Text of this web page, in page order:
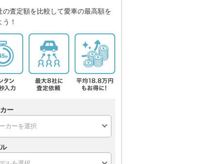
の査定額を比較して愛車の最高額を
！
ー